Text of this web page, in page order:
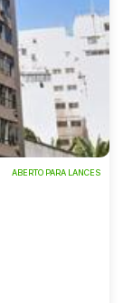
ABERTO PARA LANCES